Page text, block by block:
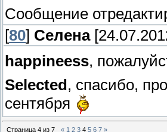
Сообщение
[80] Селена
happineess,
Selected , спасибо,
сентября
Страница 4 из 7 « 1 2 3 4 5 6 7 »